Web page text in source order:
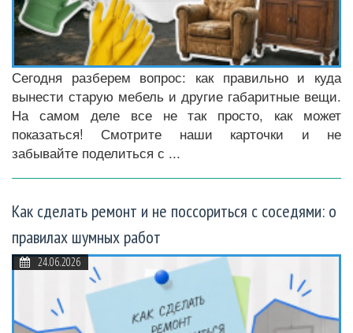
Сегодня разберем вопрос: как правильно и куда
вынести старую мебель и другие габаритные вещи.
На самом деле все не так просто, как может
показаться! Смотрите наши карточки и не
забывайте поделиться с ...
Как сделать ремонт и не поссориться с соседями: о
правилах шумных работ
24.06.2026